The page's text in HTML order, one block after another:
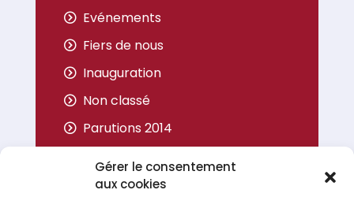
Gérer le consentement
aux cookies
Evénements
Fiers de nous
Inauguration
Non classé
Parutions 2014
Parutions 2016